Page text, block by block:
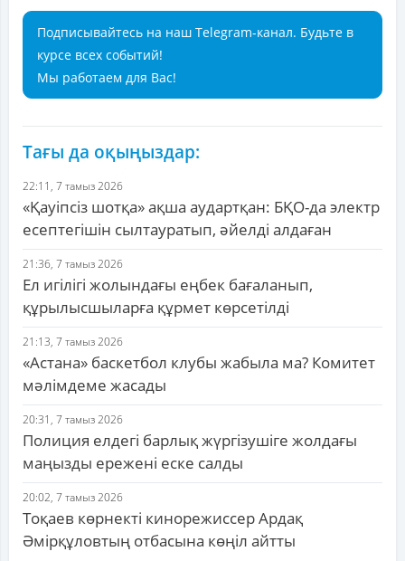
Подписывайтесь на наш Telegram-канал. Будьте в
курсе всех событий!
Мы работаем для Вас!
Тағы да оқыңыздар:
22:11, 7 тамыз 2026
«Қауіпсіз шотқа» ақша аудартқан: БҚО-да электр
есептегішін сылтауратып, әйелді алдаған
21:36, 7 тамыз 2026
Ел игілігі жолындағы еңбек бағаланып,
құрылысшыларға құрмет көрсетілді
21:13, 7 тамыз 2026
«Астана» баскетбол клубы жабыла ма? Комитет
мәлімдеме жасады
20:31, 7 тамыз 2026
Полиция елдегі барлық жүргізушіге жолдағы
маңызды ережені еске салды
20:02, 7 тамыз 2026
Тоқаев көрнекті кинорежиссер Ардақ
Әмірқұловтың отбасына көңіл айтты